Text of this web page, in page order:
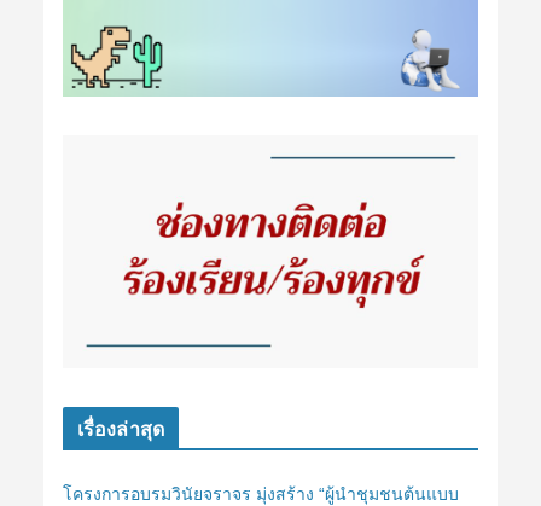
เรื่องล่าสุด
โครงการอบรมวินัยจราจร มุ่งสร้าง “ผู้นำชุมชนต้นแบบ